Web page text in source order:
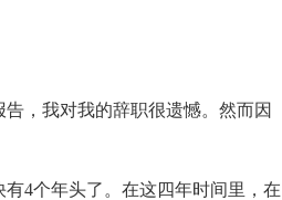
，我对我的辞职很遗憾。然而因
4个年头了。在这四年时间里，在